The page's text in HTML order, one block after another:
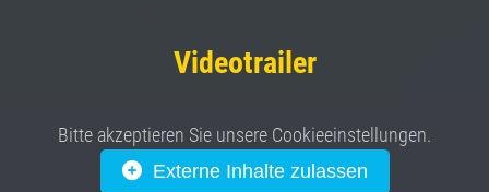
Videotrailer
Bitte akzeptieren Sie unsere Cookieeinstellungen.
Externe Inhalte zulassen